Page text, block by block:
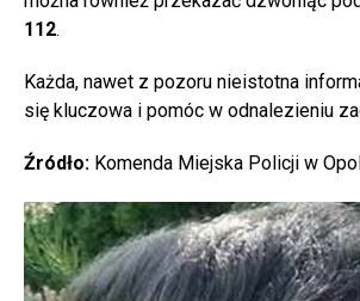
112.
Każda, nawet z pozoru nieistotna
się kluczowa i pomóc w odnalezieniu
Źródło: Komenda Miejska Policji w